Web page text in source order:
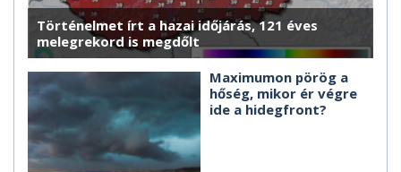
Történelmet írt a hazai időjárás, 121 éves
melegrekord is megdőlt
Maximumon pörög a
hőség, mikor ér végre
ide a hidegfront?